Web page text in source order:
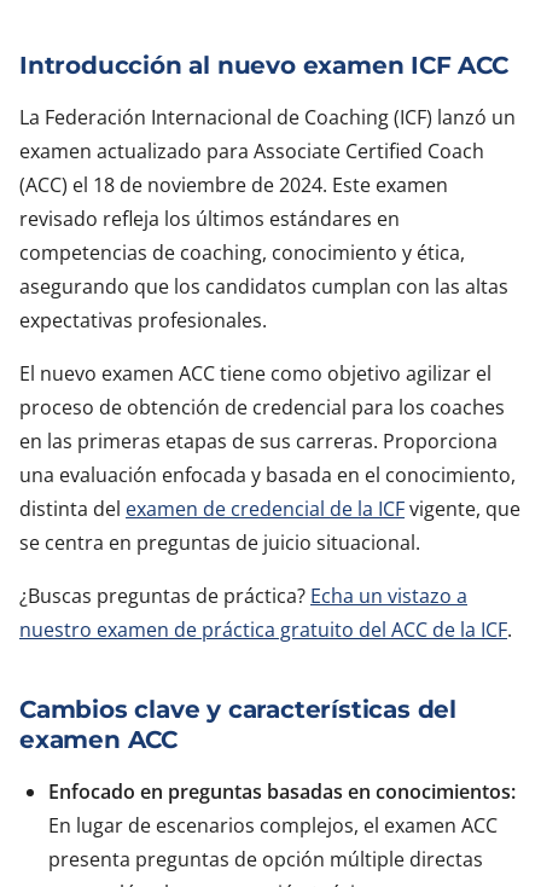
Introducción al nuevo examen ICF ACC
La Federación Internacional de Coaching (ICF) lanzó un
examen actualizado para Associate Certified Coach
(ACC) el 18 de noviembre de 2024. Este examen
revisado refleja los últimos estándares en
competencias de coaching, conocimiento y ética,
asegurando que los candidatos cumplan con las altas
expectativas profesionales.
El nuevo examen ACC tiene como objetivo agilizar el
proceso de obtención de credencial para los coaches
en las primeras etapas de sus carreras. Proporciona
una evaluación enfocada y basada en el conocimiento,
distinta del examen de credencial de la ICFvigente, que
se centra en preguntas de juicio situacional.
¿Buscas preguntas de práctica? Echa un vistazo a
nuestro examen de práctica gratuito del ACC de la ICF.
Cambios clave y características del
examen ACC
Enfocado en preguntas basadas en conocimientos:
En lugar de escenarios complejos, el examen ACC
presenta preguntas de opción múltiple directas